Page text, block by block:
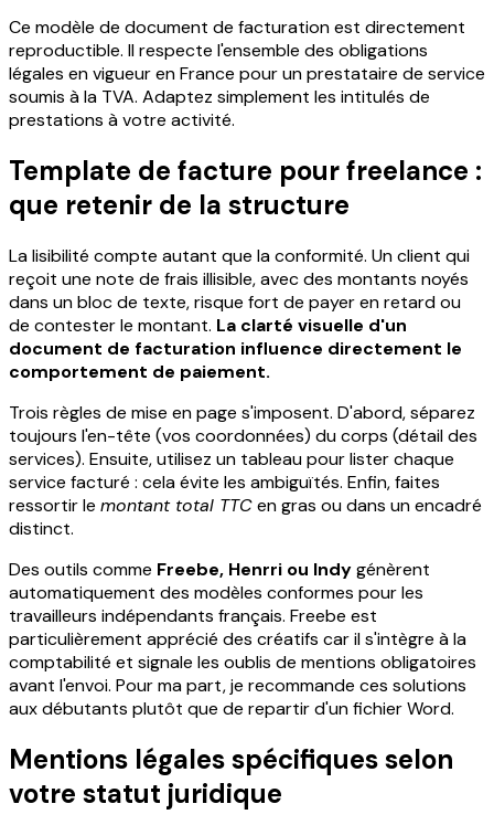
Ce modèle de document de facturation est directement
reproductible. Il respecte l'ensemble des obligations
légales en vigueur en France pour un prestataire de service
soumis à la TVA. Adaptez simplement les intitulés de
prestations à votre activité.
Template de facture pour freelance :
que retenir de la structure
La lisibilité compte autant que la conformité. Un client qui
reçoit une note de frais illisible, avec des montants noyés
dans un bloc de texte, risque fort de payer en retard ou
de contester le montant. La clarté visuelle d'un
document de facturation influence directement le
comportement de paiement.
Trois règles de mise en page s'imposent. D'abord, séparez
toujours l'en-tête (vos coordonnées) du corps (détail des
services). Ensuite, utilisez un tableau pour lister chaque
service facturé : cela évite les ambiguïtés. Enfin, faites
ressortir le montant total TTCen gras ou dans un encadré
distinct.
Des outils comme Freebe, Henrri ou Indygénèrent
automatiquement des modèles conformes pour les
travailleurs indépendants français. Freebe est
particulièrement apprécié des créatifs car il s'intègre à la
comptabilité et signale les oublis de mentions obligatoires
avant l'envoi. Pour ma part, je recommande ces solutions
aux débutants plutôt que de repartir d'un fichier Word.
Mentions légales spécifiques selon
votre statut juridique